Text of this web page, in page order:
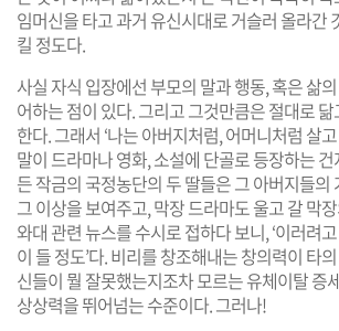
임머신을 타고 과거 유신시대로 거슬러 올라간
킬 정도다.
사실 자식 입장에선 부모의 말과 행동, 혹은 삶
어하는 점이 있다. 그리고 그것만큼은 절대로
한다. 그래서 ‘나는 아버지처럼, 어머니처럼 살
말이 드라마나 영화, 소설에 단골로 등장하는
든 작금의 국정농단의 두 딸들은 그 아버지들의
그 이상을 보여주고, 막장 드라마도 울고 갈 막
와대 관련 뉴스를 수시로 접하다 보니, ‘이러려
이 들 정도’다. 비리를 창조해내는 창의력이 타
신들이 뭘 잘못했는지조차 모르는 유체이탈 증
상상력을 뛰어넘는 수준이다. 그러나!